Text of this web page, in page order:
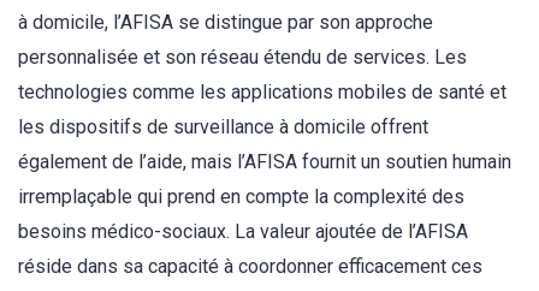
à domicile, l’AFISA se distingue par son approche
personnalisée et son réseau étendu de services. Les
technologies comme les applications mobiles de santé et
les dispositifs de surveillance à domicile offrent
également de l’aide, mais l’AFISA fournit un soutien humain
irremplaçable qui prend en compte la complexité des
besoins médico-sociaux. La valeur ajoutée de l’AFISA
réside dans sa capacité à coordonner efficacement ces